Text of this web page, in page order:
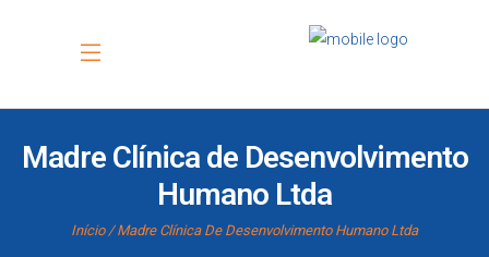
Madre Clínica de Desenvolvimento
Humano Ltda
Início Madre Clínica De Desenvolvimento Humano Ltda